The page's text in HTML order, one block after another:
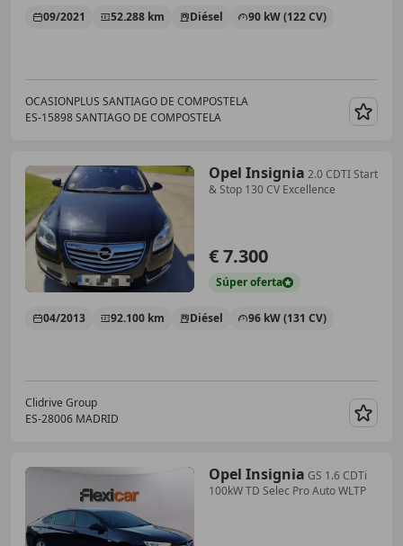
09/2021 52.288 km Diésel 90 kW (122 CV)
OCASIONPLUS SANTIAGO DE COMPOSTELA
ES-15898 SANTIAGO DE COMPOSTELA
Opel Insignia 2.0 CDTI Start
& Stop 130 CV Excellence
€ 7.300
Súperoferta
04/2013 92.100 km Diésel 96 kW (131 CV)
Clidrive Group
ES-28006 MADRID
Opel Insignia GS 1.6 CDTi
100kW TD Selec Pro Auto WLTP